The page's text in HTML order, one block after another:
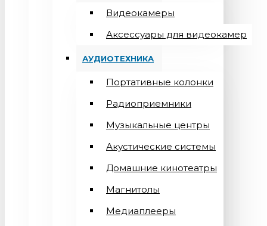
Видеокамеры
Аксессуары для видеокамер
АУДИОТЕХНИКА
Портативные колонки
Радиоприемники
Музыкальные центры
Акустические системы
Домашние кинотеатры
Магнитолы
Медиаплееры